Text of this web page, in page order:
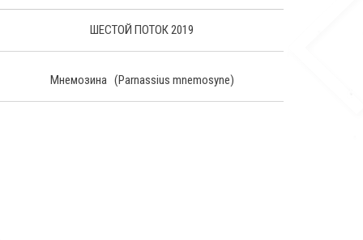
ШЕСТОЙ ПОТОК 2019
Мнемозина (Parnassius mnemosyne)